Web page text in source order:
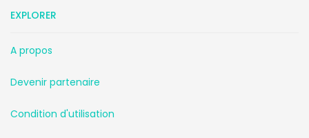
EXPLORER
A propos
Devenir partenaire
Condition d'utilisation